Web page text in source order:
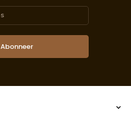
Abonneer